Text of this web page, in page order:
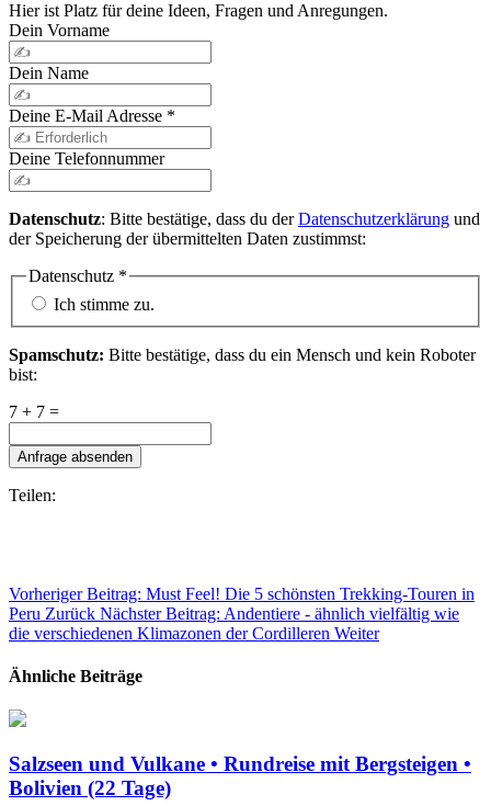
Hier ist Platz für deine Ideen, Fragen und Anregungen.
Dein Vorname
Dein Name
Deine E-Mail Adresse *
Deine Telefonnummer
Datenschutz: Bitte bestätige, dass du derDatenschutzerklärung und
der Speicherung der übermittelten Daten zustimmst:
Datenschutz *
Ich stimme zu.
Spamschutz: Bitte bestätige, dass du ein Mensch und kein Roboter
bist:
7 + 7 =
Anfrage absenden
Teilen:
Vorheriger Beitrag: Must Feel! Die 5 schönsten Trekking-Touren in
Peru Zurück Nächster Beitrag: Andentiere - ähnlich vielfältig wie
die verschiedenen Klimazonen der Cordilleren Weiter
Ähnliche Beiträge
Salzseen und Vulkane • Rundreise mit Bergsteigen •
Bolivien (22 Tage)